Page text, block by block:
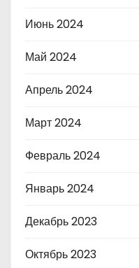
Июнь 2024
Май 2024
Апрель 2024
Март 2024
Февраль 2024
Январь 2024
Декабрь 2023
Октябрь 2023